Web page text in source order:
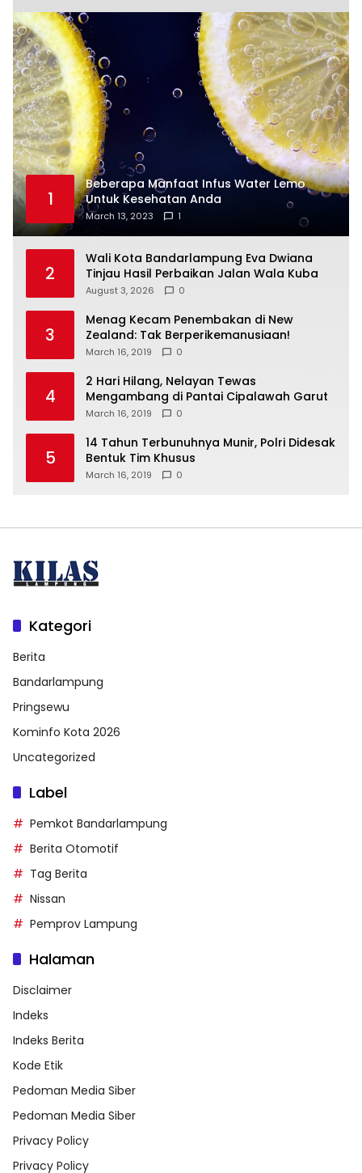
1
Beberapa Manfaat Infus Water Lemo
Untuk Kesehatan Anda
March 13, 2023 1
2
Wali Kota Bandarlampung Eva Dwiana
Tinjau Hasil Perbaikan Jalan Wala Kuba
August 3, 2026 0
3
Menag Kecam Penembakan di New
Zealand: Tak Berperikemanusiaan!
March 16, 2019 0
4
2 Hari Hilang, Nelayan Tewas
Mengambang di Pantai Cipalawah Garut
March 16, 2019 0
5
14 Tahun Terbunuhnya Munir, Polri Didesak
Bentuk Tim Khusus
March 16, 2019 0
Kategori
Berita
Bandarlampung
Pringsewu
Kominfo Kota 2026
Uncategorized
Label
Pemkot Bandarlampung
Berita Otomotif
Tag Berita
Nissan
Pemprov Lampung
Halaman
Disclaimer
Indeks
Indeks Berita
Kode Etik
Pedoman Media Siber
Pedoman Media Siber
Privacy Policy
Privacy Policy